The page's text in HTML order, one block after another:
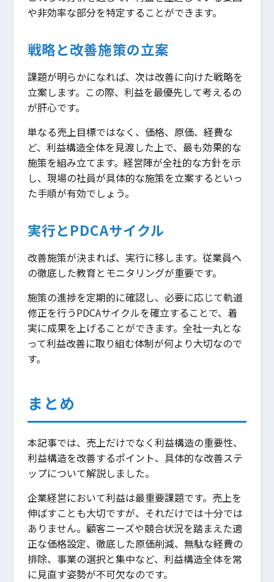
や非効率な部分を特定することができます。
戦略と改善施策の立案
課題が明らかになれば、次は改善に向けた戦略を
立案します。この際、利益を最優先して考えるの
が肝心です。
単なる売上目標ではなく、価格、原価、経費な
ど、利益構造全体を見渡した上で、最も効果的な
施策を組み立てます。経営陣が全社的な方針を示
し、現場の社員が具体的な施策を立案するといっ
た手順が有効でしょう。
実行とPDCAサイクル
改善施策が決まれば、実行に移します。従業員へ
の徹底した教育とモニタリングが重要です。
施策の進捗を定期的に確認し、必要に応じて軌道
修正を行うPDCAサイクルを確立することで、着
実に成果を上げることができます。全社一丸とな
って利益改善に取り組む体制が何より大切なので
す。
まとめ
本記事では、売上だけでなく利益構造の重要性、
利益構造を改善するポイント、具体的な改善ステ
ップについて解説しました。
企業経営において利益は最重要課題です。売上を
伸ばすことも大切ですが、それだけでは十分では
ありません。顧客ニーズや競合状況を踏まえた適
正な価格設定、徹底した原価削減、無駄な経費の
排除、事業の選択と集中など、利益構造全体を常
に見直す姿勢が不可欠なのです。